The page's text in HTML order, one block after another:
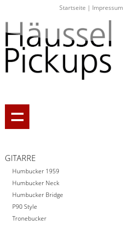
Startseite | Impressum
GITARRE
Humbucker 1959
Humbucker Neck
Humbucker Bridge
P90 Style
Tronebucker